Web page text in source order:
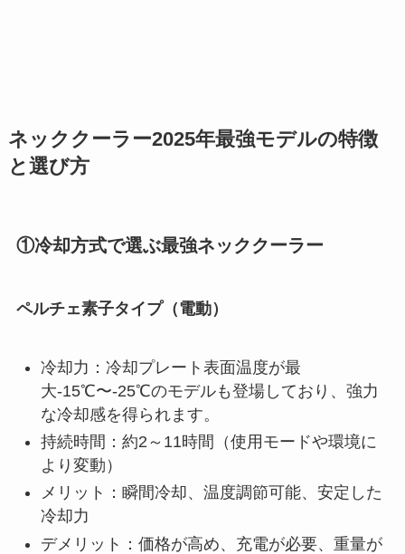
ネッククーラー2025年最強モデルの特徴
と選び方
①冷却方式で選ぶ最強ネッククーラー
ペルチェ素子タイプ（電動）
冷却力：冷却プレート表面温度が最
大-15℃〜-25℃のモデルも登場しており、強力
な冷却感を得られます。
持続時間：約2～11時間（使用モードや環境に
より変動）
メリット：瞬間冷却、温度調節可能、安定した
冷却力
デメリット：価格が高め、充電が必要、重量が